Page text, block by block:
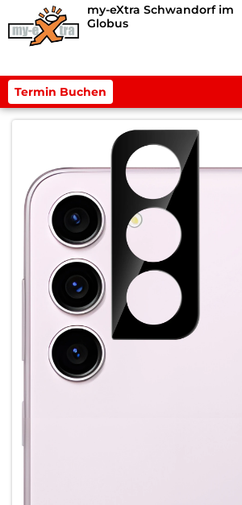
my-eXtra Schwandorf im
Globus
Termin Buchen